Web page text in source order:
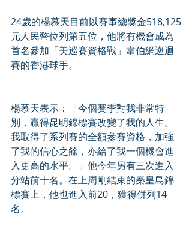
24歲的楊慕天目前以賽事總獎金518,125
元人民幣位列第五位，他將有機會成為
首名參加「美巡賽資格戰」韋伯網巡迴
賽的香港球手。
楊慕天表示：「今個賽季對我非常特
別，贏得昆明錦標賽改變了我的人生。
我取得了系列賽的全額參賽資格，加強
了我的信心之餘，亦給了我一個機會進
入更高的水平。」他今年另有三次進入
分站前十名。在上周剛結束的秦皇島錦
標賽上，他也進入前20，獲得併列14
名。